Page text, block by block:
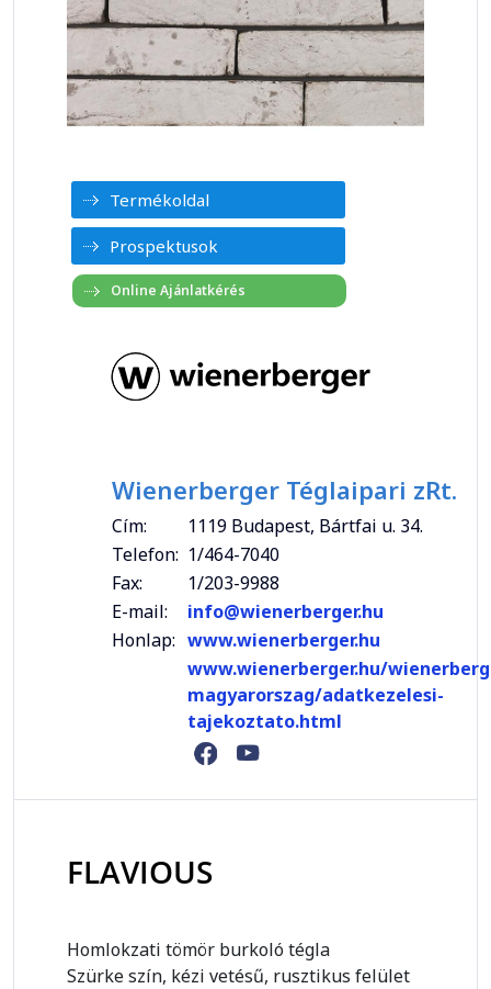
Termékoldal
Prospektusok
Wienerberger Téglaipari zRt.
Cím:
1119 Budapest, Bártfai u. 34.
Telefon: 1/464-7040
Fax:
1/203-9988
E-mail:
info@wienerberger.hu
Honlap: www.wienerberger.hu
www.wienerberger.hu/
magyarorszag/adatkezelesi-
tajekoztato.html
FLAVIOUS
Homlokzati tömör burkoló tégla
Szürke szín, kézi vetésű, rusztikus felület